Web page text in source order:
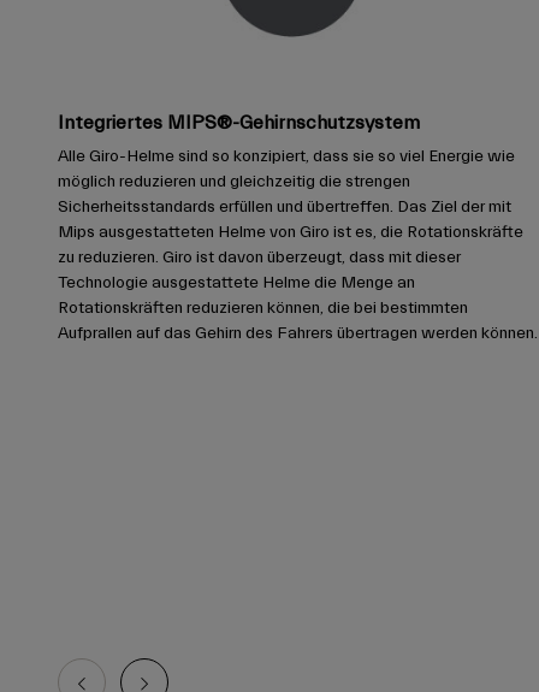
Integriertes MIPS®-Gehirnschutzsystem
Alle Giro-Helme sind so konzipiert, dass sie so viel Energie wie
möglich reduzieren und gleichzeitig die strengen
Sicherheitsstandards erfüllen und übertreffen. Das Ziel der mit
Mips ausgestatteten Helme von Giro ist es, die Rotationskräfte
zu reduzieren. Giro ist davon überzeugt, dass mit dieser
Technologie ausgestattete Helme die Menge an
Rotationskräften reduzieren können, die bei bestimmten
Aufprallen auf das Gehirn des Fahrers übertragen werden können.